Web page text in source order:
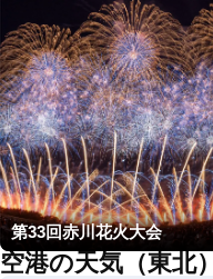
第33回赤川花火大会
空港の天気（東北）